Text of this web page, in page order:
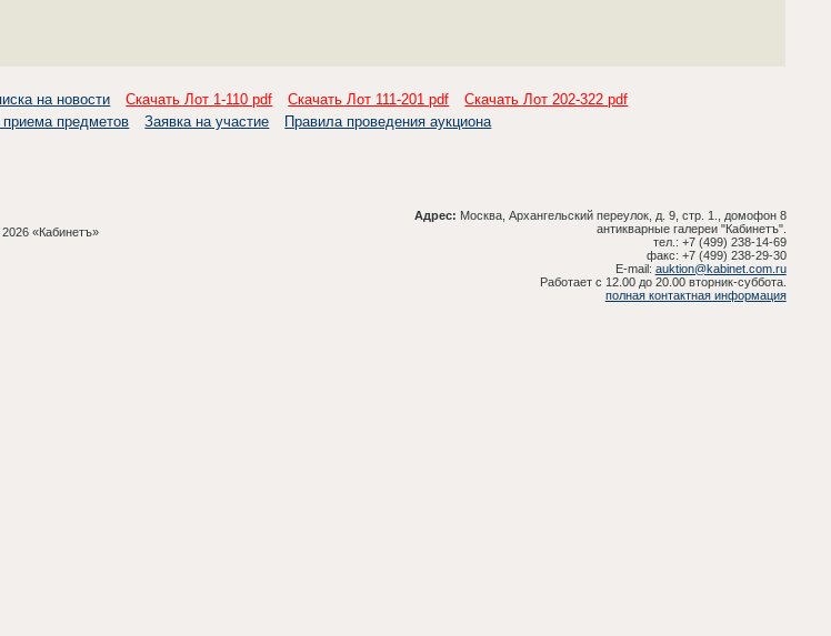
на новости Скачать Лот 1-110 pdf Скачать Лот 111-201 pdf
Скачать Лот 202-322 pdf
приема предметов Заявка на участие Правила проведения аукциона
Адрес: Москва, Архангельский переулок, д. 9, стр. 1., домофон 8
антикварные галереи "Кабинетъ".
тел.: +7 (499) 238-14-69
факс: +7 (499) 238-29-30
E-mail: auktion@kabinet.com.ru
Работает с 12.00 до 20.00 вторник-суббота.
полная контактная информация
«Кабинетъ»